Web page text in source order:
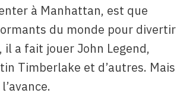
à Manhattan, est que
du monde pour divertir
il a fait jouer John Legend,
Timberlake et d’autres. Mais